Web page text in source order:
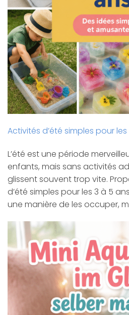
Activités d’été simples pour
L’été est une période
enfants, mais sans activités
glissent souvent trop vite.
d’été simples pour les 3 à 5
une manière de les occuper,